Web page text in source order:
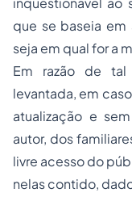
que se baseia em
seja em qual for a
Em razão de
levantada, em
atualização e
autor, dos
livre acesso do
nelas contido,